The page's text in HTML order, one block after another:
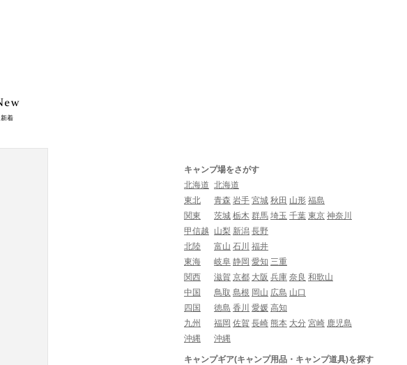
新着
キャンプ場をさがす
北海道 北海道
東北
青森 岩手 宮城 秋田 山形 福島
関東
茨城 栃木 群馬 埼玉 千葉 東京 神奈川
甲信越
山梨 新潟 長野
北陸
富山 石川 福井
東海
岐阜 静岡 愛知 三重
関西
滋賀 京都 大阪 兵庫 奈良 和歌山
中国
鳥取 島根 岡山 広島 山口
四国
徳島 香川 愛媛 高知
九州
福岡 佐賀 長崎 熊本 大分 宮崎 鹿児島
沖縄
沖縄
キャンプギア(キャンプ用品・キャンプ道具)を探す